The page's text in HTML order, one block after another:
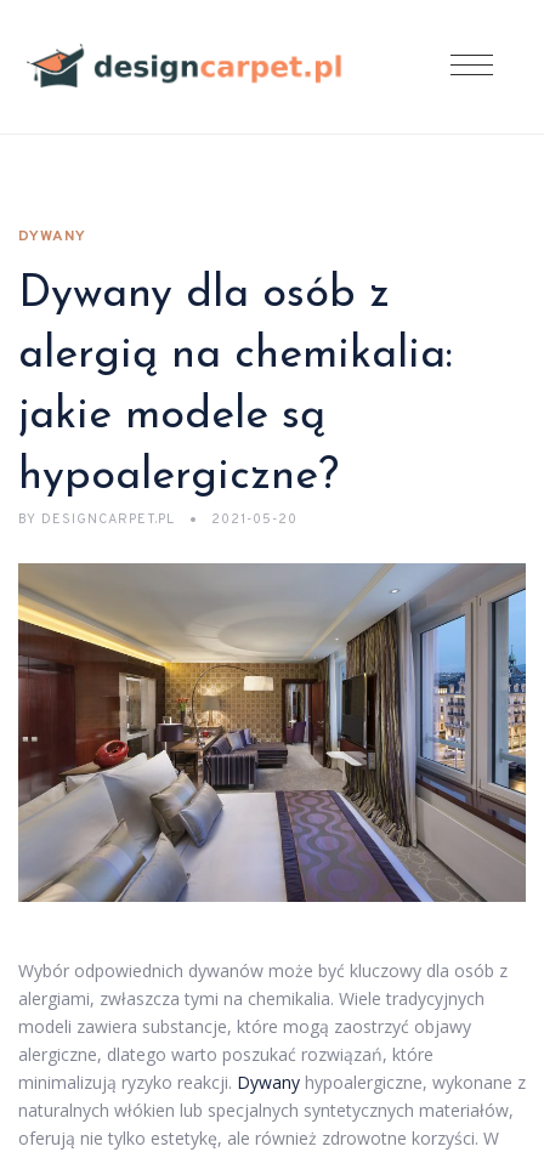
DYWANY
Dywany dla osób z
alergią na chemikalia:
jakie modele są
hypoalergiczne?
BY DESIGNCARPET.PL 2021-05-20
Wybór odpowiednich dywanów może być kluczowy dla osób z
alergiami, zwłaszcza tymi na chemikalia. Wiele tradycyjnych
modeli zawiera substancje, które mogą zaostrzyć objawy
alergiczne, dlatego warto poszukać rozwiązań, które
minimalizują ryzyko reakcji. Dywany hypoalergiczne, wykonane z
naturalnych włókien lub specjalnych syntetycznych materiałów,
oferują nie tylko estetykę, ale również zdrowotne korzyści. W